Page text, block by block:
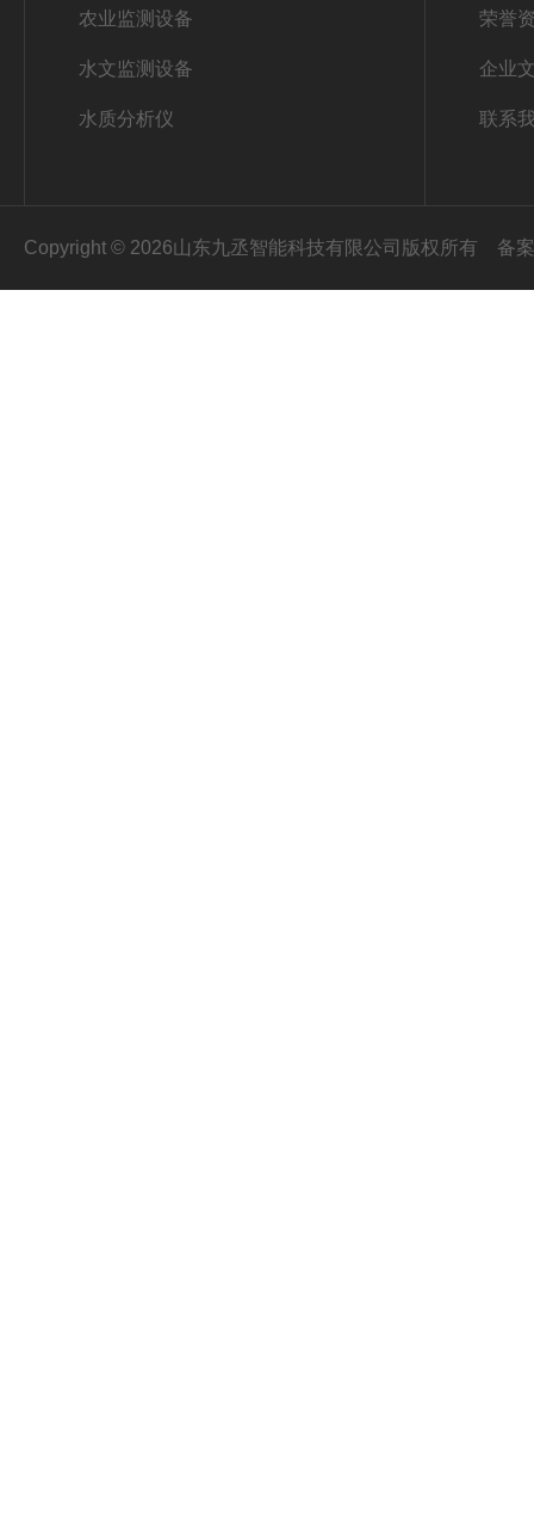
农业监测设备
水文监测设备
水质分析仪
荣誉
企业
联系
Copyright © 2026山东九丞智能科技有限公司版权所有 备